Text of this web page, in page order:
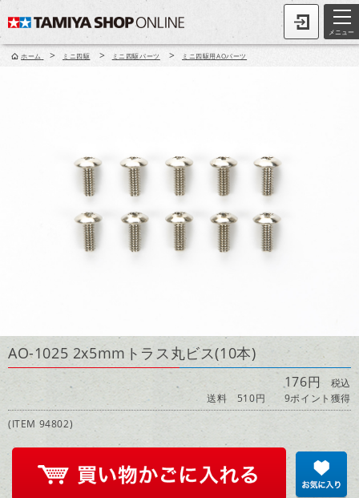
メニュー
ホーム > ミニ四駆 > ミニ四駆パーツ > ミニ四駆用AOパーツ
AO-1025 2x5mmトラス丸ビス(10本)
176円 税込
送料 510円
9ポイント獲得
(ITEM 94802)